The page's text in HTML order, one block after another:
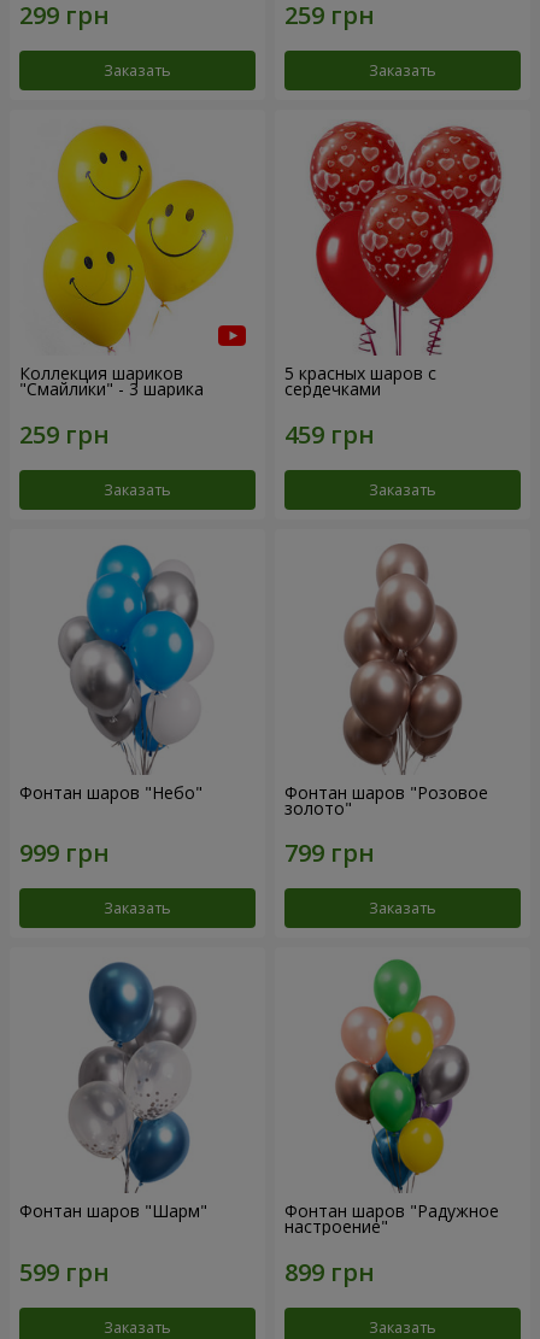
Заказать Заказать
Коллекция шариков
"Смайлики" - 3 шарика
Заказать
5 красных шаров с
сердечками
Заказать
Фонтан шаров "Небо"
Заказать
Фонтан шаров "Розовое
золото"
Заказать
Фонтан шаров "Шарм"
Заказать
Фонтан шаров "Радужное
настроение"
Заказать